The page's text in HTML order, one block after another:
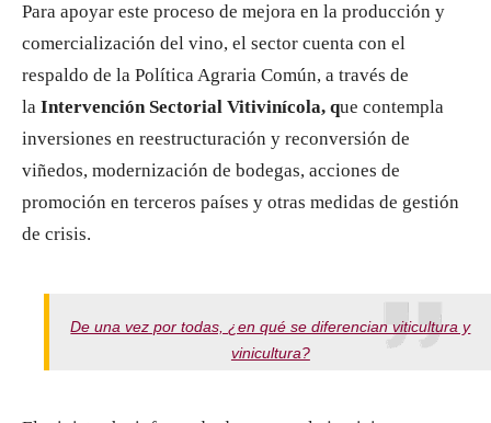
Para apoyar este proceso de mejora en la producción y
comercialización del vino, el sector cuenta con el
respaldo de la Política Agraria Común, a través de
la Intervención Sectorial Vitivinícola, que contempla
inversiones en reestructuración y reconversión de
viñedos, modernización de bodegas, acciones de
promoción en terceros países y otras medidas de gestión
de crisis.
De una vez por todas, ¿en qué se diferencian viticultura y
vinicultura?